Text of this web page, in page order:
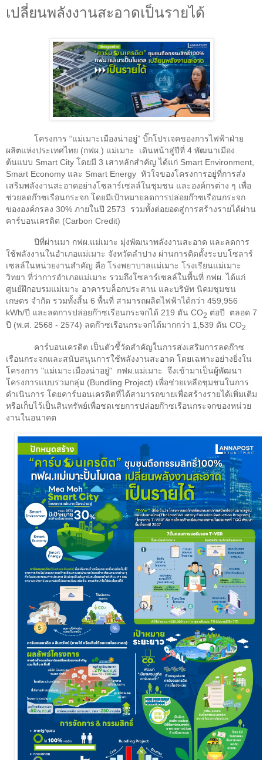
เปลี่ยนพลังงานสะอาดเป็นรายได้
โครงการ “แม่เมาะเมืองน่าอยู่” บิ๊กโปรเจคของการไฟฟ้าฝ่าย
ผลิตแห่งประเทศไทย (กฟผ.) แม่เมาะ
เดินหน้าสู่ปีที่ 4 พัฒนาเมือง
ต้นแบบ Smart City โดยมี 3 เสาหลักสำคัญ ได้แก่ Smart Environment,
Smart Economy และ Smart Energy หัวใจของโครงการอยู่ที่การส่ง
เสริมพลังงานสะอาดอย่างโซลาร์เซลล์ในชุมชน และองค์กรต่าง ๆ เพื่อ
ช่วยลดก๊าซเรือนกระจก โดยมีเป้าหมายลดการปล่อยก๊าซเรือนกระจก
ขององค์กรลง 30% ภายในปี 2573
รวมทั้งต่อยอดสู่การสร้างรายได้ผ่าน
คาร์บอนเครดิต (Carbon Credit)
ปีที่ผ่านมา กฟผ.แม่เมาะ มุ่งพัฒนาพลังงานสะอาด และลดการ
ใช้พลังงานในอำเภอแม่เมาะ จังหวัดลำปาง ผ่านการติดตั้งระบบโซลาร์
เซลล์ในหน่วยงานสำคัญ คือ โรงพยาบาลแม่เมาะ โรงเรียนแม่เมาะ
วิทยา ที่ว่าการอำเภอแม่เมาะ รวมถึงโซลาร์เซลล์ในพื้นที่ กฟผ. ได้แก่
ศูนย์ฝึกอบรมแม่เมาะ อาคารบล็อกประสาน และบริษัท นิคมชุมชน
เกษตร จำกัด รวมทั้งสิ้น 6 พื้นที่ สามารถผลิตไฟฟ้าได้กว่า 459,956
kWh/ปี และลดการปล่อยก๊าซเรือนกระจกได้ 219 ตัน CO2 ต่อปี ตลอด 7
ปี (พ.ศ. 2568 - 2574) ลดก๊าซเรือนกระจกได้มากกว่า 1,539 ตัน CO2
คาร์บอนเครดิต เป็นตัวชี้วัดสำคัญในการส่งเสริมการลดก๊าซ
เรือนกระจกและสนับสนุนการใช้พลังงานสะอาด โดยเฉพาะอย่างยิ่งใน
โครงการ "แม่เมาะเมืองน่าอยู่" กฟผ.แม่เมาะ
จึงเข้ามาเป็นผู้พัฒนา
โครงการแบบรวมกลุ่ม (Bundling Project) เพื่อช่วยเหลือชุมชนในการ
ดำเนินการ โดยคาร์บอนเครดิตที่ได้สามารถขายเพื่อสร้างรายได้เพิ่มเติม
หรือเก็บไว้เป็นสินทรัพย์เพื่อชดเชยการปล่อยก๊าซเรือนกระจกของหน่วย
งานในอนาคต